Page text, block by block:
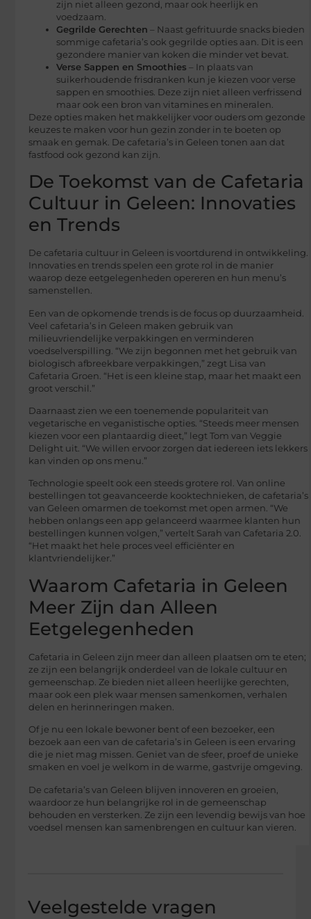
zijn niet alleen gezond, maar ook heerlijk en
voedzaam.
Gegrilde Gerechten – Naast gefrituurde snacks bieden
sommige cafetaria’s ook gegrilde opties aan. Dit is een
gezondere manier van koken die minder vet bevat.
Verse Sappen en Smoothies – In plaats van
suikerhoudende frisdranken kun je kiezen voor verse
sappen en smoothies. Deze zijn niet alleen verfrissend
maar ook een bron van vitamines en mineralen.
Deze opties maken het makkelijker voor ouders om gezonde
keuzes te maken voor hun gezin zonder in te boeten op
smaak en gemak. De cafetaria’s in Geleen tonen aan dat
fastfood ook gezond kan zijn.
De Toekomst van de Cafetaria
Cultuur in Geleen: Innovaties
en Trends
De cafetaria cultuur in Geleen is voortdurend in ontwikkeling.
Innovaties en trends spelen een grote rol in de manier
waarop deze eetgelegenheden opereren en hun menu’s
samenstellen.
Een van de opkomende trends is de focus op duurzaamheid.
Veel cafetaria’s in Geleen maken gebruik van
milieuvriendelijke verpakkingen en verminderen
voedselverspilling. “We zijn begonnen met het gebruik van
biologisch afbreekbare verpakkingen,” zegt Lisa van
Cafetaria Groen. “Het is een kleine stap, maar het maakt een
groot verschil.”
Daarnaast zien we een toenemende populariteit van
vegetarische en veganistische opties. “Steeds meer mensen
kiezen voor een plantaardig dieet,” legt Tom van Veggie
Delight uit. “We willen ervoor zorgen dat iedereen iets lekkers
kan vinden op ons menu.”
Technologie speelt ook een steeds grotere rol. Van online
bestellingen tot geavanceerde kooktechnieken, de cafetaria’s
van Geleen omarmen de toekomst met open armen. “We
hebben onlangs een app gelanceerd waarmee klanten hun
bestellingen kunnen volgen,” vertelt Sarah van Cafetaria 2.0.
“Het maakt het hele proces veel efficiënter en
klantvriendelijker.”
Waarom Cafetaria in Geleen
Meer Zijn dan Alleen
Eetgelegenheden
Cafetaria in Geleen zijn meer dan alleen plaatsen om te eten;
ze zijn een belangrijk onderdeel van de lokale cultuur en
gemeenschap. Ze bieden niet alleen heerlijke gerechten,
maar ook een plek waar mensen samenkomen, verhalen
delen en herinneringen maken.
Of je nu een lokale bewoner bent of een bezoeker, een
bezoek aan een van de cafetaria’s in Geleen is een ervaring
die je niet mag missen. Geniet van de sfeer, proef de unieke
smaken en voel je welkom in de warme, gastvrije omgeving.
De cafetaria’s van Geleen blijven innoveren en groeien,
waardoor ze hun belangrijke rol in de gemeenschap
behouden en versterken. Ze zijn een levendig bewijs van hoe
voedsel mensen kan samenbrengen en cultuur kan vieren.
Veelgestelde vragen